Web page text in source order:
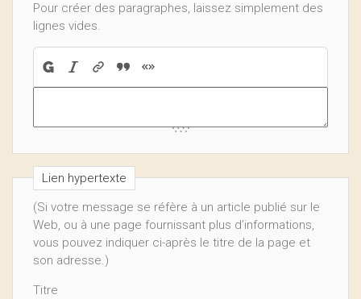
Pour créer des paragraphes, laissez simplement des
lignes vides.
Lien hypertexte
(Si votre message se réfère à un article publié sur le
Web, ou à une page fournissant plus d’informations,
vous pouvez indiquer ci-après le titre de la page et
son adresse.)
Titre